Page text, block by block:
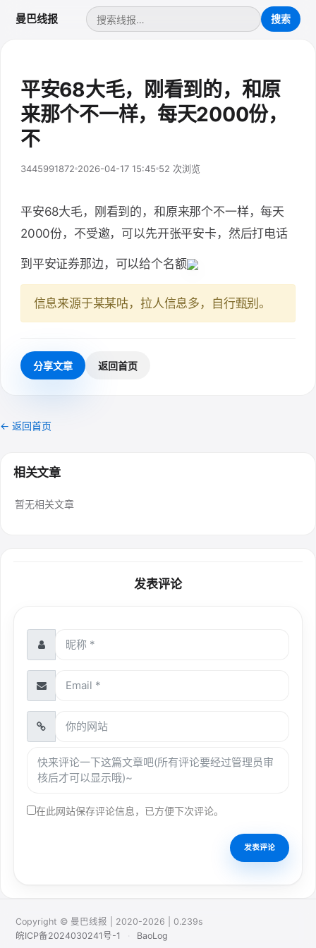
曼巴线报
平安68大毛，刚看到的，和原
来那个不一样，每天2000份，
不
3445991872 2026-04-17 15:45 52 次浏览
平安68大毛，刚看到的，和原来那个不一样，每天
2000份，不受邀，可以先开张平安卡，然后打电话
到平安证券那边，可以给个名额
信息来源于某某咕，拉人信息多，自行甄别。
分享文章 返回首页
← 返回首页
相关文章
暂无相关文章
发表评论
在此网站保存评论信息，已方便下次评论。
Copyright © 曼巴线报 | 2020-2026 | 0.239s
皖ICP备2024030241号-1
· BaoLog